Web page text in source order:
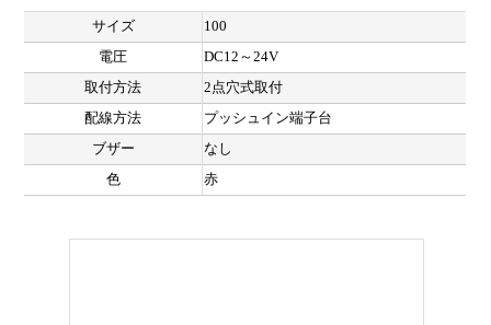
サイズ
100
電圧
DC12～24V
取付方法
2点穴式取付
配線方法
プッシュイン端子台
ブザー
なし
色
赤